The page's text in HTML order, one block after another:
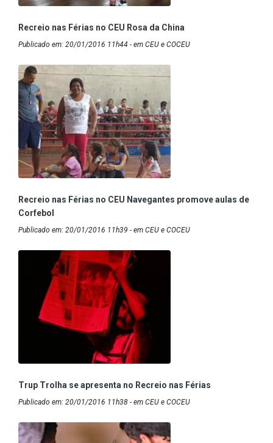
Recreio nas Férias no CEU Rosa da China
Publicado em: 20/01/2016 11h44 - em CEU e COCEU
Recreio nas Férias no CEU Navegantes promove aulas de
Corfebol
Publicado em: 20/01/2016 11h39 - em CEU e COCEU
Trup Trolha se apresenta no Recreio nas Férias
Publicado em: 20/01/2016 11h38 - em CEU e COCEU